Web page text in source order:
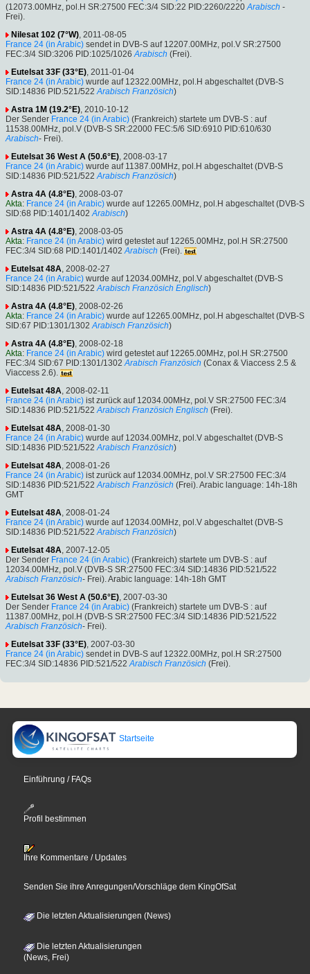
(12073.00MHz, pol.H SR:27500 FEC:3/4 SID:22 PID:2260/2220 Arabisch -
Frei).
Nilesat 102 (7°W), 2011-08-05
France 24 (in Arabic) sendet in DVB-S auf 12207.00MHz, pol.V SR:27500
FEC:3/4 SID:3206 PID:1025/1026 Arabisch (Frei).
Eutelsat 33F (33°E), 2011-01-04
France 24 (in Arabic) wurde auf 12322.00MHz, pol.H abgeschaltet (DVB-S
SID:14836 PID:521/522 Arabisch Französich)
Astra 1M (19.2°E), 2010-10-12
Der Sender France 24 (in Arabic) (Frankreich) startete um DVB-S : auf
11538.00MHz, pol.V (DVB-S SR:22000 FEC:5/6 SID:6910 PID:610/630
Arabisch- Frei).
Eutelsat 36 West A (50.6°E), 2008-03-17
France 24 (in Arabic) wurde auf 11387.00MHz, pol.H abgeschaltet (DVB-S
SID:14836 PID:521/522 Arabisch Französich)
Astra 4A (4.8°E), 2008-03-07
Akta: France 24 (in Arabic) wurde auf 12265.00MHz, pol.H abgeschaltet (DVB-S
SID:68 PID:1401/1402 Arabisch)
Astra 4A (4.8°E), 2008-03-05
Akta: France 24 (in Arabic) wird getestet auf 12265.00MHz, pol.H SR:27500
FEC:3/4 SID:68 PID:1401/1402 Arabisch (Frei).
Eutelsat 48A, 2008-02-27
France 24 (in Arabic) wurde auf 12034.00MHz, pol.V abgeschaltet (DVB-S
SID:14836 PID:521/522 Arabisch Französich Englisch)
Astra 4A (4.8°E), 2008-02-26
Akta: France 24 (in Arabic) wurde auf 12265.00MHz, pol.H abgeschaltet (DVB-S
SID:67 PID:1301/1302 Arabisch Französich)
Astra 4A (4.8°E), 2008-02-18
Akta: France 24 (in Arabic) wird getestet auf 12265.00MHz, pol.H SR:27500
FEC:3/4 SID:67 PID:1301/1302 Arabisch Französich (Conax & Viaccess 2.5 &
Viaccess 2.6).
Eutelsat 48A, 2008-02-11
France 24 (in Arabic) ist zurück auf 12034.00MHz, pol.V SR:27500 FEC:3/4
SID:14836 PID:521/522 Arabisch Französich Englisch (Frei).
Eutelsat 48A, 2008-01-30
France 24 (in Arabic) wurde auf 12034.00MHz, pol.V abgeschaltet (DVB-S
SID:14836 PID:521/522 Arabisch Französich)
Eutelsat 48A, 2008-01-26
France 24 (in Arabic) ist zurück auf 12034.00MHz, pol.V SR:27500 FEC:3/4
SID:14836 PID:521/522 Arabisch Französich (Frei). Arabic language: 14h-18h
GMT
Eutelsat 48A, 2008-01-24
France 24 (in Arabic) wurde auf 12034.00MHz, pol.V abgeschaltet (DVB-S
SID:14836 PID:521/522 Arabisch Französich)
Eutelsat 48A, 2007-12-05
Der Sender France 24 (in Arabic) (Frankreich) startete um DVB-S : auf
12034.00MHz, pol.V (DVB-S SR:27500 FEC:3/4 SID:14836 PID:521/522
Arabisch Französich- Frei). Arabic language: 14h-18h GMT
Eutelsat 36 West A (50.6°E), 2007-03-30
Der Sender France 24 (in Arabic) (Frankreich) startete um DVB-S : auf
11387.00MHz, pol.H (DVB-S SR:27500 FEC:3/4 SID:14836 PID:521/522
Arabisch Französich- Frei).
Eutelsat 33F (33°E), 2007-03-30
France 24 (in Arabic) sendet in DVB-S auf 12322.00MHz, pol.H SR:27500
FEC:3/4 SID:14836 PID:521/522 Arabisch Französich (Frei).
Startseite
Einführung / FAQs
Profil bestimmen
Ihre Kommentare / Updates
Senden Sie ihre Anregungen/Vorschläge dem KingOfSat
Die letzten Aktualisierungen (News)
Die letzten Aktualisierungen
(News, Frei)